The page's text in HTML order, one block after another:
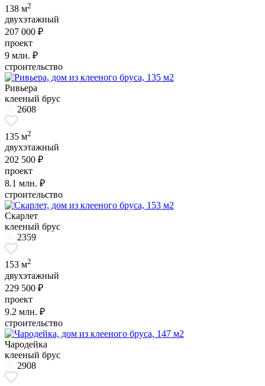
138 м2
двухэтажный
207 000 ₽
проект
9 млн. ₽
строительство
Ривьера
клееный брус
2608
135 м2
двухэтажный
202 500 ₽
проект
8.1 млн. ₽
строительство
Скарлет
клееный брус
2359
153 м2
двухэтажный
229 500 ₽
проект
9.2 млн. ₽
строительство
Чародейка
клееный брус
2908